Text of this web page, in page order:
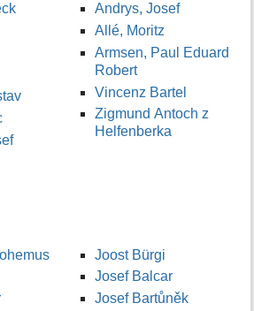
Andrys, Josef
Allé, Moritz
Armsen, Paul Eduard
Robert
Vincenz Bartel
Zigmund Antoch z
Helfenberka
Joost Bürgi
Josef Balcar
Josef Bartůněk